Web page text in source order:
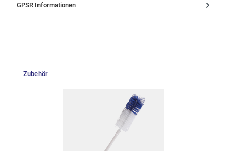
GPSR Informationen
Produktgalerie überspringen
Zubehör